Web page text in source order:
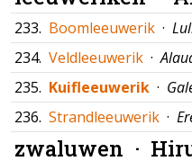
233. Boomleeuwerik ·
234. Veldleeuwerik ·
235. Kuifleeuwerik ·
236. Strandleeuwerik ·
zwaluwen ·